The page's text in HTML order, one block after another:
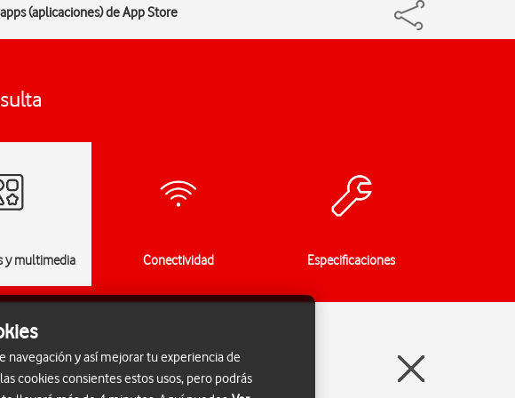
(aplicaciones) de App Store
y multimedia Conectividad Especificaciones
navegación y así mejorar tu experiencia de
cookies consientes estos usos, pero podrás